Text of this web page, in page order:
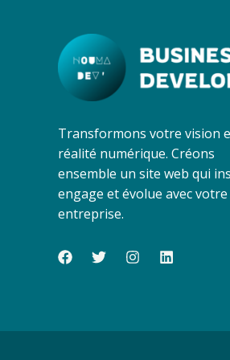
Transformons votre vision
réalité numérique. Créons
ensemble un site web qui
engage et évolue avec votre
entreprise.